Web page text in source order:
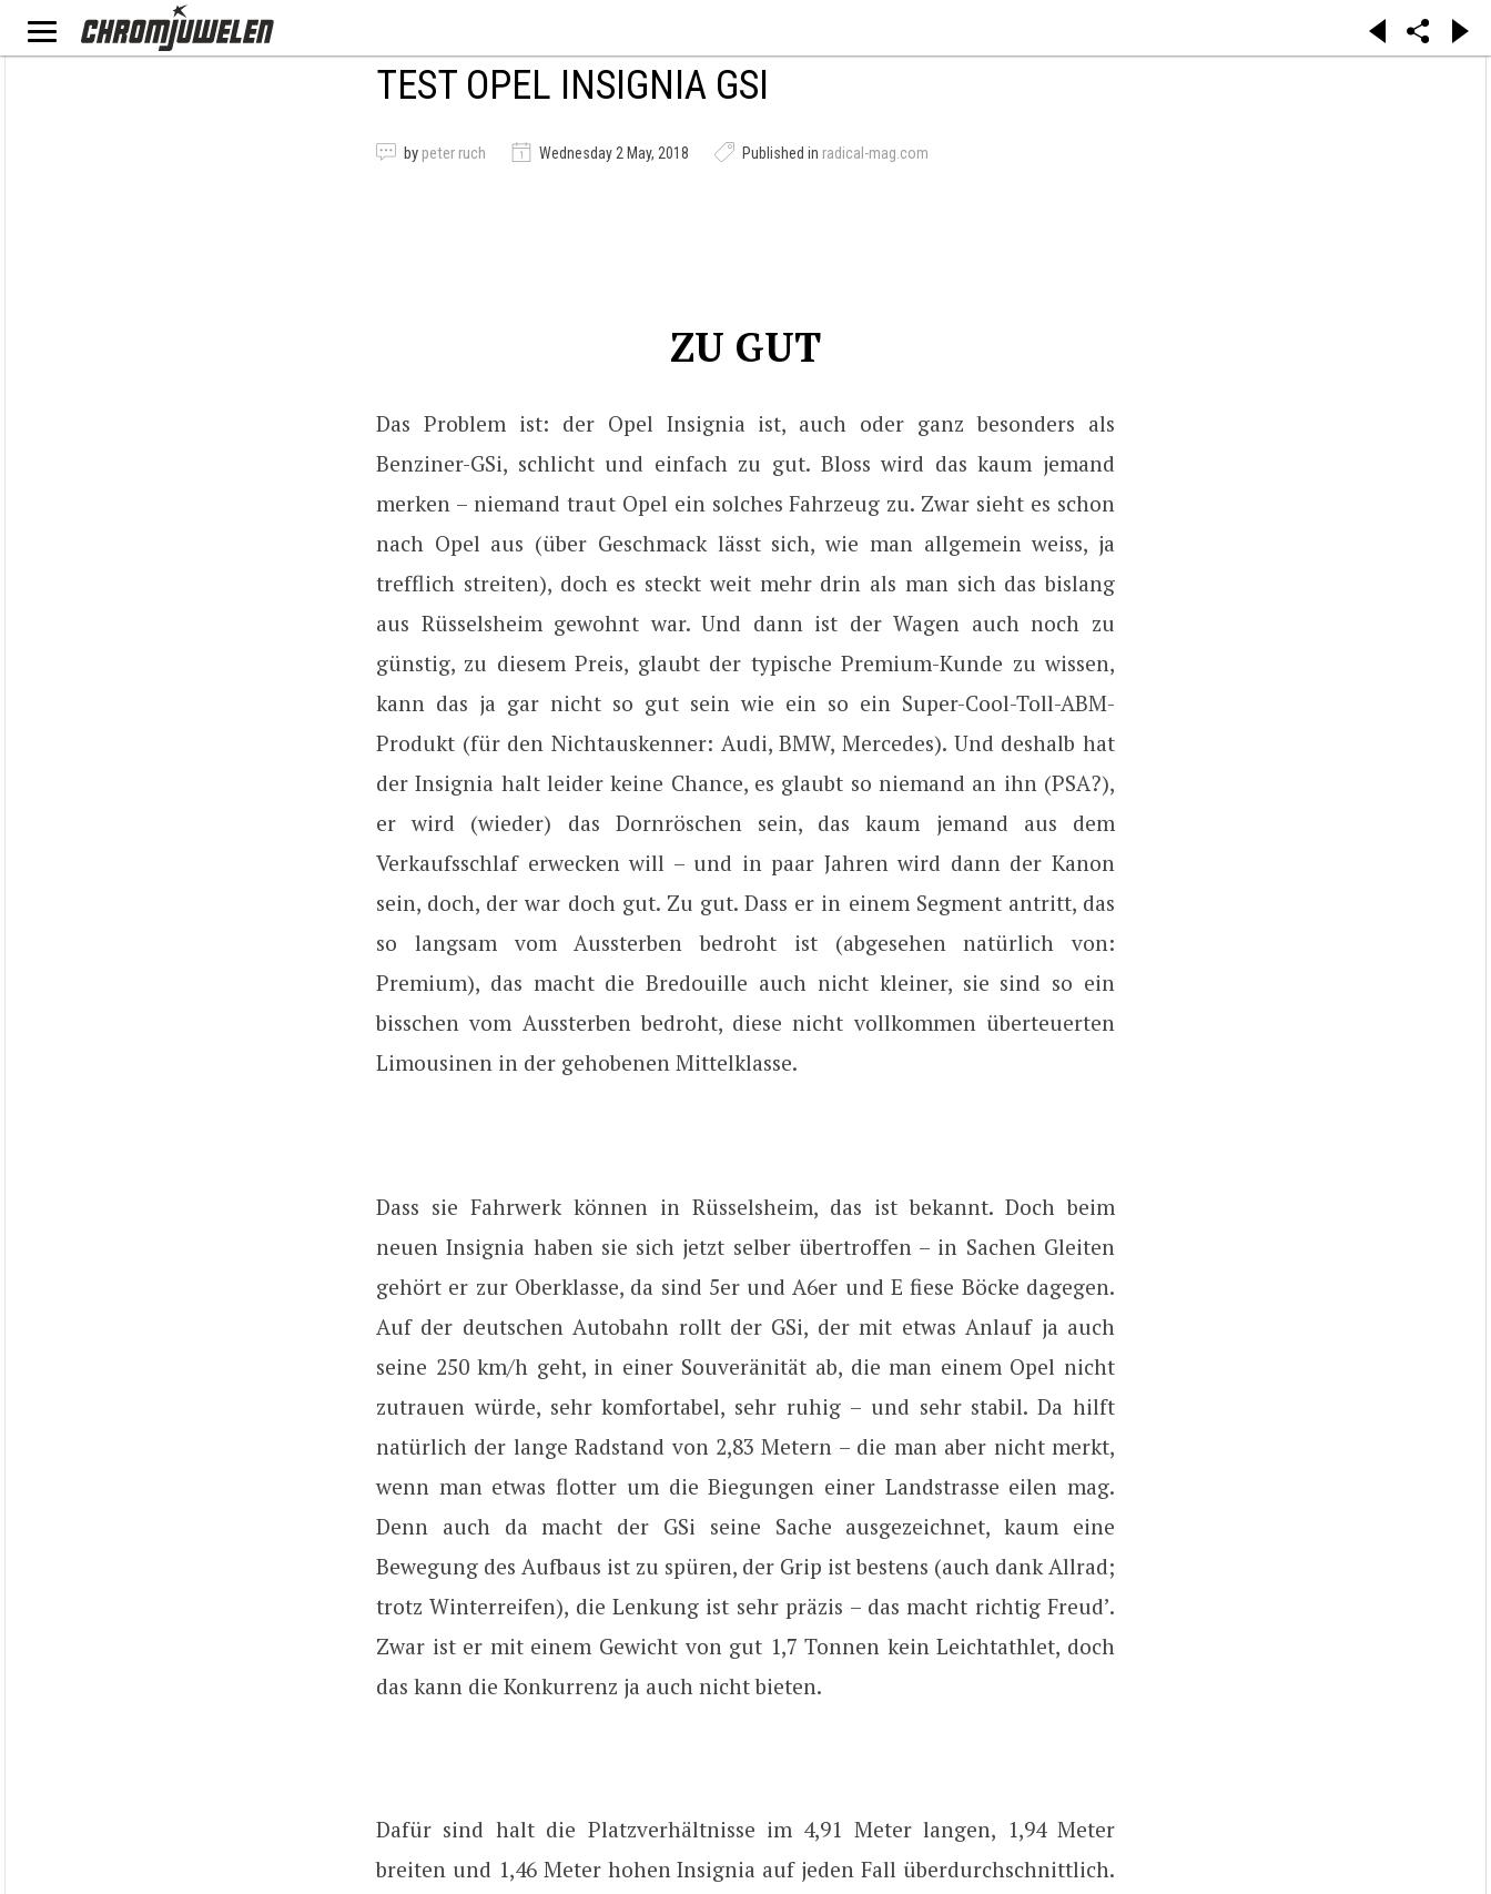
TEST OPEL INSIGNIA GSI
by peter ruch Wednesday 2 May, 2018 Published in radical-mag.com
ZU GUT
Das Problem ist: der Opel Insignia ist, auch oder ganz besonders als
Benziner-GSi, schlicht und einfach zu gut. Bloss wird das kaum jemand
merken – niemand traut Opel ein solches Fahrzeug zu. Zwar sieht es schon
nach Opel aus (über Geschmack lässt sich, wie man allgemein weiss, ja
trefflich streiten), doch es steckt weit mehr drin als man sich das bislang
aus Rüsselsheim gewohnt war. Und dann ist der Wagen auch noch zu
günstig, zu diesem Preis, glaubt der typische Premium-Kunde zu wissen,
kann das ja gar nicht so gut sein wie ein so ein Super-Cool-Toll-ABM-
Produkt (für den Nichtauskenner: Audi, BMW, Mercedes). Und deshalb hat
der Insignia halt leider keine Chance, es glaubt so niemand an ihn (PSA?),
er wird (wieder) das Dornröschen sein, das kaum jemand aus dem
Verkaufsschlaf erwecken will – und in paar Jahren wird dann der Kanon
sein, doch, der war doch gut. Zu gut. Dass er in einem Segment antritt, das
so langsam vom Aussterben bedroht ist (abgesehen natürlich von:
Premium), das macht die Bredouille auch nicht kleiner, sie sind so ein
bisschen vom Aussterben bedroht, diese nicht vollkommen überteuerten
Limousinen in der gehobenen Mittelklasse.
Dass sie Fahrwerk können in Rüsselsheim, das ist bekannt. Doch beim
neuen Insignia haben sie sich jetzt selber übertroffen – in Sachen Gleiten
gehört er zur Oberklasse, da sind 5er und A6er und E fiese Böcke dagegen.
Auf der deutschen Autobahn rollt der GSi, der mit etwas Anlauf ja auch
seine 250 km/h geht, in einer Souveränität ab, die man einem Opel nicht
zutrauen würde, sehr komfortabel, sehr ruhig – und sehr stabil. Da hilft
natürlich der lange Radstand von 2,83 Metern – die man aber nicht merkt,
wenn man etwas flotter um die Biegungen einer Landstrasse eilen mag.
Denn auch da macht der GSi seine Sache ausgezeichnet, kaum eine
Bewegung des Aufbaus ist zu spüren, der Grip ist bestens (auch dank Allrad;
trotz Winterreifen), die Lenkung ist sehr präzis – das macht richtig Freud’.
Zwar ist er mit einem Gewicht von gut 1,7 Tonnen kein Leichtathlet, doch
das kann die Konkurrenz ja auch nicht bieten.
Dafür sind halt die Platzverhältnisse im 4,91 Meter langen, 1,94 Meter
breiten und 1,46 Meter hohen Insignia auf jeden Fall überdurchschnittlich.